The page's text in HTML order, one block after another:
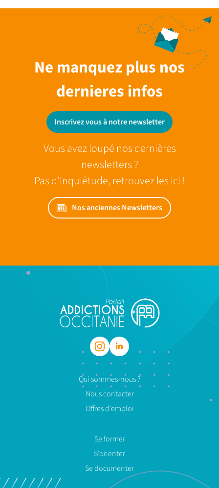
Ne manquez plus nos
dernieres infos
Inscrivez vous à notre newsletter
Vous avez loupé nos dernières
newsletters ?
Pas d’inquiétude, retrouvez les ici !
Nos anciennes Newsletters
Qui sommes-nous ?
Nous contacter
Offres d'emploi
Se former
S'orienter
Se documenter